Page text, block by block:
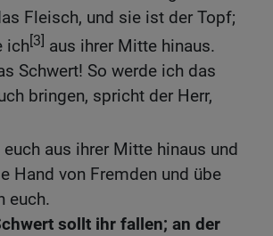
Fleisch, und sie ist der Topf;
ich[3] aus ihrer Mitte hinaus.
Schwert! So werde ich das
bringen, spricht der Herr,
aus ihrer Mitte hinaus und
Hand von Fremden und übe
euch.
sollt ihr fallen; an der